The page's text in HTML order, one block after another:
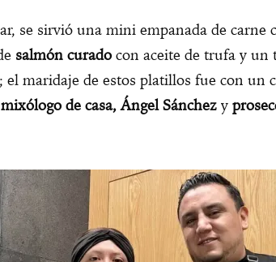
se sirvió una mini empanada de
salmón curado con aceite de trufa y un
maridaje de estos platillos fue con un
mixólogo de casa, Ángel Sánchez y